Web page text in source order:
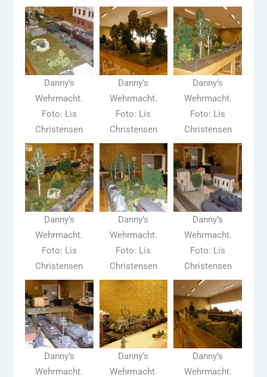
Danny’s
Wehrmacht.
Foto: Lis
Christensen
Danny’s
Wehrmacht.
Foto: Lis
Christensen
Danny’s
Wehrmacht.
Foto: Lis
Christensen
Danny’s
Wehrmacht.
Foto: Lis
Christensen
Danny’s
Wehrmacht.
Foto: Lis
Christensen
Danny’s
Wehrmacht.
Foto: Lis
Christensen
Danny’s
Wehrmacht.
Danny’s
Wehrmacht.
Danny’s
Wehrmacht.